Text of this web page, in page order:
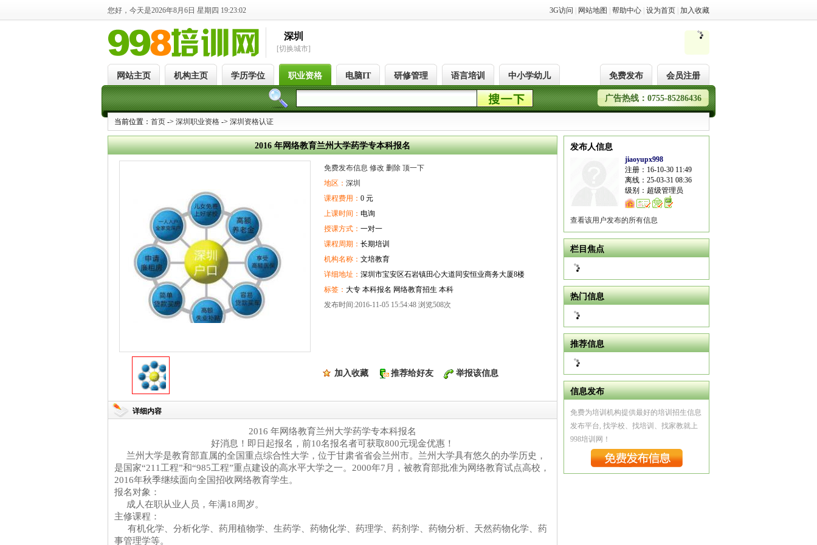
您好，今天是2026年8月6日 星期四 19:23:02 3G访问 网站地图 帮助中心 设为首页 加入收藏
深圳
[切换城市]
网站主页 机构主页 学历学位 职业资格 电脑IT 研修管理 语言培训 中小学幼儿 会员注册
免费发布
广告热线：0755-85286436
当前位置： 首页 -> 深圳职业资格 -> 深圳资格认证
2016 年网络教育兰州大学药学专本科报名
免费发布信息 修改 删除 顶一下
地区： 深圳
课程费用： 0 元
上课时间： 电询
授课方式： 一对一
课程周期： 长期培训
机构名称： 文培教育
详细地址： 深圳市宝安区石岩镇田心大道同安恒业商务大厦8楼
标签： 大专 本科报名 网络教育招生 本科
发布时间:2016-11-05 15:54:48 浏览508次
加入收藏 推荐给好友 举报该信息
详细内容
2016 年网络教育兰州大学药学专本科报名
好消息！即日起报名，前10名报名者可获取800元现金优惠！
兰州大学是教育部直属的全国重点综合性大学，位于甘肃省省会兰州市。兰州大学具有悠久的办学历史，
是国家“211 工程”和“985工程”重点建设的高水平大学之一。 2000年7 月，被教育部批准为网络教育试点高校，
2016年秋季继续面向全国招收网络教育学生。
报名对象：
成人在职从业人员，年满18 周岁。
主修课程：
有机化学、分析化学、药用植物学、生药学、药物化学、药理学、药剂学、药物分析、天然药物化学、药
事管理学等。
发布人信息
jiaoyupx998
注册：16-10-30 11:49
离线：25-03-31 08:36
级别：超级管理员
查看该用户发布的所有信息
栏目焦点
热门信息
推荐信息
信息发布
免费为培训机构提供最好的培训招生信息
发布平台, 找学校、找培训、找家教就上
998培训网！